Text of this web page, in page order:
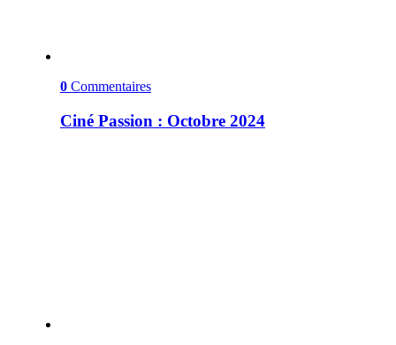
0 Commentaires
Ciné Passion : Octobre 2024